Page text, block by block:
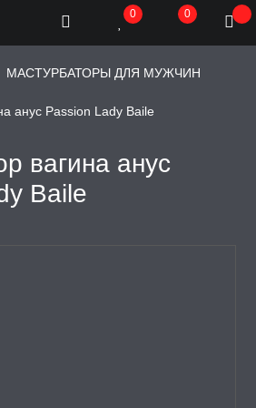
0 0
МАСТУРБАТОРЫ ДЛЯ МУЖЧИН
анус Passion Lady Baile
вагина анус
Baile